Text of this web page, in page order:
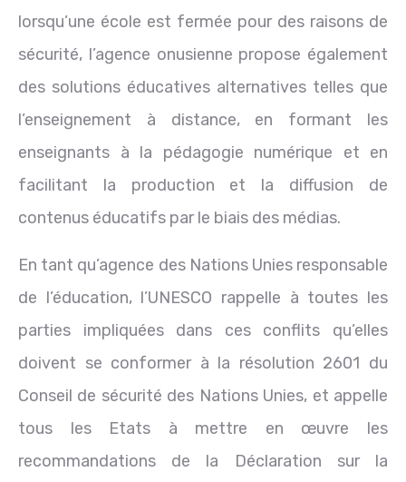
lorsqu’une école est fermée pour des raisons de
sécurité, l’agence onusienne propose également
des solutions éducatives alternatives telles que
l’enseignement à distance, en formant les
enseignants à la pédagogie numérique et en
facilitant la production et la diffusion de
contenus éducatifs par le biais des médias.
En tant qu’agence des Nations Unies responsable
de l’éducation, l’UNESCO rappelle à toutes les
parties impliquées dans ces conflits qu’elles
doivent se conformer à la résolution 2601 du
Conseil de sécurité des Nations Unies, et appelle
tous les Etats à mettre en œuvre les
recommandations de la Déclaration sur la